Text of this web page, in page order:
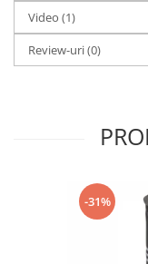
Video (1)
Review-uri(0)
-31%